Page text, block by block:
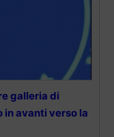
galleria di
in avanti verso la